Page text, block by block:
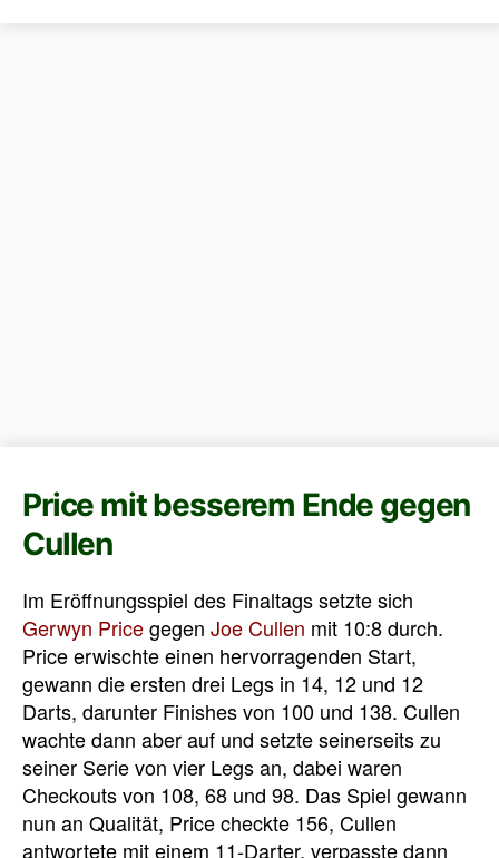
Price mit besserem Ende gegen
Cullen
Im Eröffnungsspiel des Finaltags setzte sich
Gerwyn Pricegegen Joe Cullen mit 10:8 durch.
Price erwischte einen hervorragenden Start,
gewann die ersten drei Legs in 14, 12 und 12
Darts, darunter Finishes von 100 und 138. Cullen
wachte dann aber auf und setzte seinerseits zu
seiner Serie von vier Legs an, dabei waren
Checkouts von 108, 68 und 98. Das Spiel gewann
nun an Qualität, Price checkte 156, Cullen
antwortete mit einem 11-Darter, verpasste dann